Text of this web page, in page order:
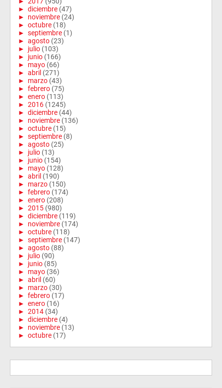
► diciembre (47)
► noviembre (24)
► octubre (18)
► septiembre (1)
► agosto (23)
► julio (103)
► junio (166)
► mayo (66)
► abril (271)
► marzo (43)
► febrero (75)
► enero (113)
► 2016 (1245)
► diciembre (44)
► noviembre (136)
► octubre (15)
► septiembre (8)
► agosto (25)
► julio (13)
► junio (154)
► mayo (128)
► abril (190)
► marzo (150)
► febrero (174)
► enero (208)
► 2015 (980)
► diciembre (119)
► noviembre (174)
► octubre (118)
► septiembre (147)
► agosto (88)
► julio (90)
► junio (85)
► mayo (36)
► abril (60)
► marzo (30)
► febrero (17)
► enero (16)
► 2014 (34)
► diciembre (4)
► noviembre (13)
► octubre (17)